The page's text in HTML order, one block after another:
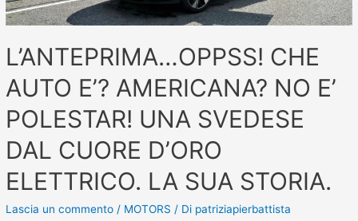
L’ANTEPRIMA…OPPSS! CHE
AUTO E’? AMERICANA? NO E’
POLESTAR! UNA SVEDESE
DAL CUORE D’ORO
ELETTRICO. LA SUA STORIA.
Lascia un commento / MOTORS / Di patriziapierbattista